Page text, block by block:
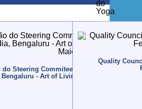
do Steering Commitee do Quality Council
- Art of Living Foundation - 2017,
Quality